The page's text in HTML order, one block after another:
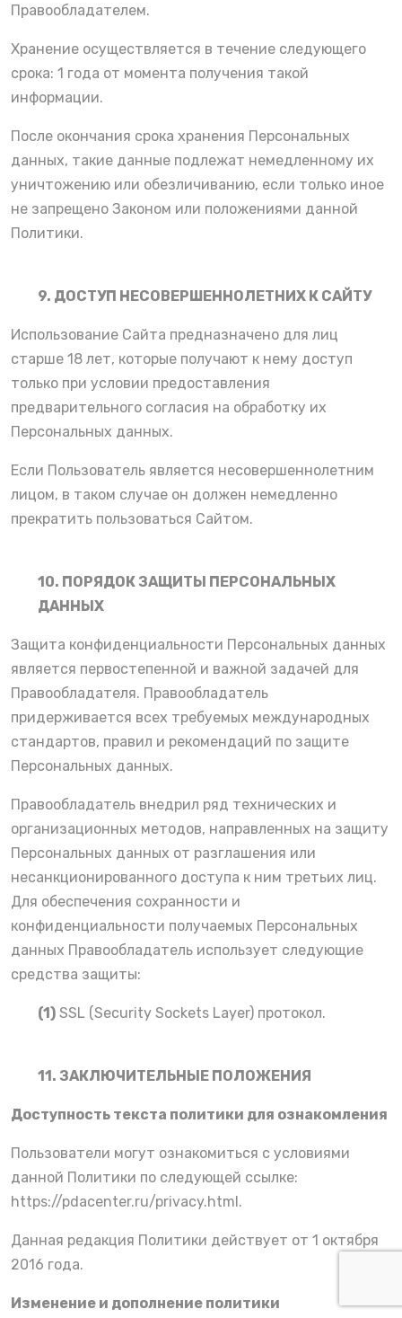
Правообладателем.
Хранение осуществляется в течение следующего
срока: 1 года от момента получения такой
информации.
После окончания срока хранения Персональных
данных, такие данные подлежат немедленному их
уничтожению или обезличиванию, если только иное
не запрещено Законом или положениями данной
Политики.
9. ДОСТУП НЕСОВЕРШЕННОЛЕТНИХ К САЙТУ
Использование Сайта предназначено для лиц
старше 18 лет, которые получают к нему доступ
только при условии предоставления
предварительного согласия на обработку их
Персональных данных.
Если Пользователь является несовершеннолетним
лицом, в таком случае он должен немедленно
прекратить пользоваться Сайтом.
10. ПОРЯДОК ЗАЩИТЫ ПЕРСОНАЛЬНЫХ
ДАННЫХ
Защита конфиденциальности Персональных данных
является первостепенной и важной задачей для
Правообладателя. Правообладатель
придерживается всех требуемых международных
стандартов, правил и рекомендаций по защите
Персональных данных.
Правообладатель внедрил ряд технических и
организационных методов, направленных на защиту
Персональных данных от разглашения или
несанкционированного доступа к ним третьих лиц.
Для обеспечения сохранности и
конфиденциальности получаемых Персональных
данных Правообладатель использует следующие
средства защиты:
(1) SSL (Security Sockets Layer) протокол.
11. ЗАКЛЮЧИТЕЛЬНЫЕ ПОЛОЖЕНИЯ
Доступность текста политики для ознакомления
Пользователи могут ознакомиться с условиями
данной Политики по следующей ссылке:
https://pdacenter.ru/privacy.html.
Данная редакция Политики действует от 1 октября
2016 годa.
Изменение и дополнение политики